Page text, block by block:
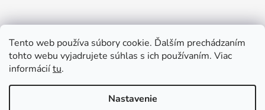
Tento web používa súbory cookie. Ďalším prechádzaním
tohto webu vyjadrujete súhlas s ich používaním. Viac
informáciítu.
Nastavenie
Prijímame online platby